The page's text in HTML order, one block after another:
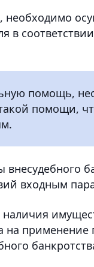
помощь,
помощи,
входным
на применение